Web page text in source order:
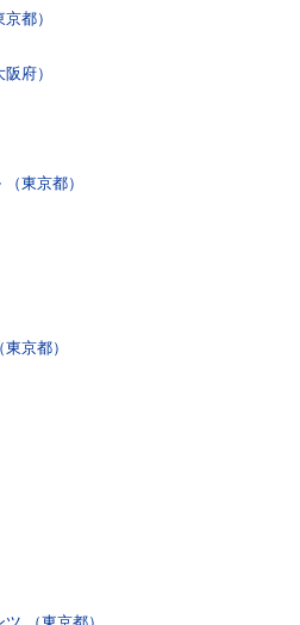
都）
府）
東京都）
京都）